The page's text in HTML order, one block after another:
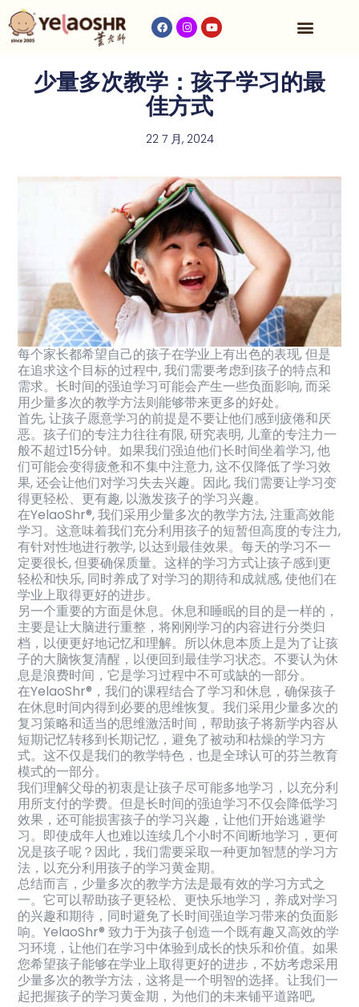
少量多次教学：孩子学习的最
佳方式
22 7 月, 2024
每个家长都希望自己的孩子在学业上有出色的表现, 但是
在追求这个目标的过程中, 我们需要考虑到孩子的特点和
需求。长时间的强迫学习可能会产生一些负面影响, 而采
用少量多次的教学方法则能够带来更多的好处。
首先, 让孩子愿意学习的前提是不要让他们感到疲倦和厌
恶。孩子们的专注力往往有限, 研究表明, 儿童的专注力一
般不超过15分钟。如果我们强迫他们长时间坐着学习, 他
们可能会变得疲惫和不集中注意力, 这不仅降低了学习效
果, 还会让他们对学习失去兴趣。因此, 我们需要让学习变
得更轻松、更有趣, 以激发孩子的学习兴趣。
在YelaoShr®, 我们采用少量多次的教学方法, 注重高效能
学习。这意味着我们充分利用孩子的短暂但高度的专注力,
有针对性地进行教学, 以达到最佳效果。每天的学习不一
定要很长, 但要确保质量。这样的学习方式让孩子感到更
轻松和快乐, 同时养成了对学习的期待和成就感, 使他们在
学业上取得更好的进步。
另一个重要的方面是休息。休息和睡眠的目的是一样的，
主要是让大脑进行重整，将刚刚学习的内容进行分类归
档，以便更好地记忆和理解。所以休息本质上是为了让孩
子的大脑恢复清醒，以便回到最佳学习状态。不要认为休
息是浪费时间，它是学习过程中不可或缺的一部分。
在YelaoShr®，我们的课程结合了学习和休息，确保孩子
在休息时间内得到必要的思维恢复。我们采用少量多次的
复习策略和适当的思维激活时间，帮助孩子将新学内容从
短期记忆转移到长期记忆，避免了被动和枯燥的学习方
式。这不仅是我们的教学特色，也是全球认可的芬兰教育
模式的一部分。
我们理解父母的初衷是让孩子尽可能多地学习，以充分利
用所支付的学费。但是长时间的强迫学习不仅会降低学习
效果，还可能损害孩子的学习兴趣，让他们开始逃避学
习。即使成年人也难以连续几个小时不间断地学习，更何
况是孩子呢？因此，我们需要采取一种更加智慧的学习方
法，以充分利用孩子的学习黄金期。
总结而言，少量多次的教学方法是最有效的学习方式之
一。它可以帮助孩子更轻松、更快乐地学习，养成对学习
的兴趣和期待，同时避免了长时间强迫学习带来的负面影
响。YelaoShr® 致力于为孩子创造一个既有趣又高效的学
习环境，让他们在学习中体验到成长的快乐和价值。如果
您希望孩子能够在学业上取得更好的进步，不妨考虑采用
少量多次的教学方法，这将是一个明智的选择。让我们一
起把握孩子的学习黄金期，为他们的未来铺平道路吧,